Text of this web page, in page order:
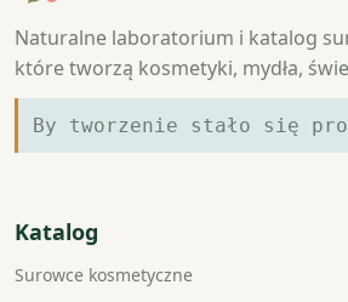
Naturalne laboratorium i katalog
które tworzą kosmetyki, mydła,
By tworzenie stało się
Katalog
Surowce kosmetyczne